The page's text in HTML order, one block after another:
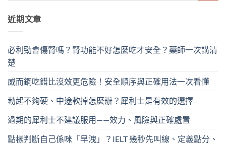
近期文章
必利勁會傷腎嗎？腎功能不好怎麼吃才安全？藥師一次講清
楚
威而鋼吃錯比沒效更危險！安全順序與正確用法一次看懂
勃起不夠硬、中途軟掉怎麼辦？犀利士是有效的選擇
過期的犀利士不建議服用——效力、風險與正確處置
點樣判斷自己係咪「早洩」？IELT 幾秒先叫線、定義點分、